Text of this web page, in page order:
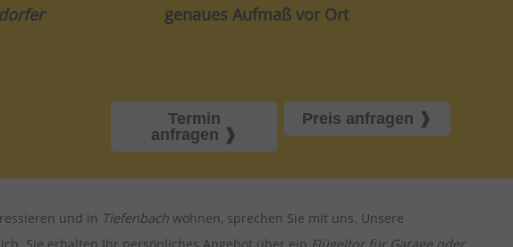
genaues Aufmaß vor Ort
Termin
anfragen
Preis anfragen
und in Tiefenbach wohnen, sprechen Sie mit uns. Unsere